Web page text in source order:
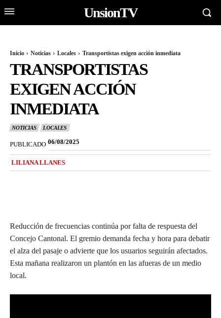
UnsionTV
Inicio Noticias Locales Transportistas exigen acción inmediata
TRANSPORTISTAS
EXIGEN ACCIÓN
INMEDIATA
NOTICIAS LOCALES
PUBLICADO 06/08/2025
LILIANA LLANES
Reducción de frecuencias continúa por falta de respuesta del
Concejo Cantonal. El gremio demanda fecha y hora para debatir
el alza del pasaje o advierte que los usuarios seguirán afectados.
Esta mañana realizaron un plantón en las afueras de un medio
local.